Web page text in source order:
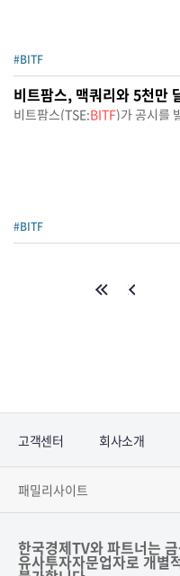
#BITF
비트팜스, 맥쿼리와 5천만
비트팜스(TSE:BITF
#BITF
고객센터 회사소개
패밀리사이트
한국경제TV와 파트너는
유사투자자문업자로 개별